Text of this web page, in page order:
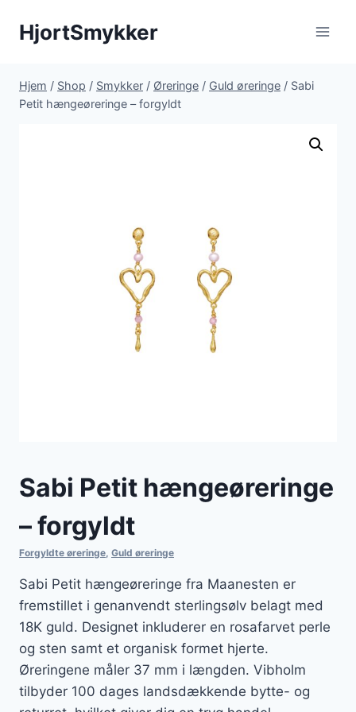
HjortSmykker
Hjem / Shop / Smykker / Øreringe / Guld øreringe / Sabi
Petit hængeøreringe – forgyldt
Sabi Petit hængeøreringe
– forgyldt
Forgyldte øreringe, Guld øreringe
Sabi Petit hængeøreringe fra Maanesten er
fremstillet i genanvendt sterlingsølv belagt med
18K guld. Designet inkluderer en rosafarvet perle
og sten samt et organisk formet hjerte.
Øreringene måler 37 mm i længden. Vibholm
tilbyder 100 dages landsdækkende bytte- og